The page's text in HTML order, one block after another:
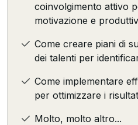
coinvolgimento attivo
motivazione e
Come creare piani di
dei talenti per
Come implementare
per ottimizzare i
Molto, molto altro...